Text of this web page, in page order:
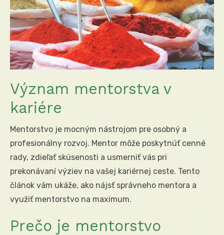
Význam mentorstva v
kariére
Mentorstvo je mocným nástrojom pre osobný a
profesionálny rozvoj. Mentor môže poskytnúť cenné
rady, zdieľať skúsenosti a usmerniť vás pri
prekonávaní výziev na vašej kariérnej ceste. Tento
článok vám ukáže, ako nájsť správneho mentora a
využiť mentorstvo na maximum.
Prečo je mentorstvo